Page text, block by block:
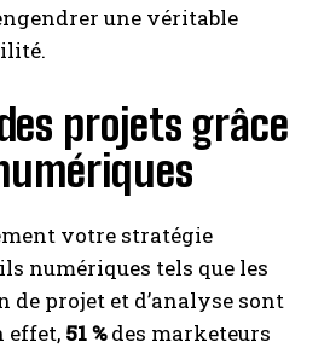
une véritable
projets grâce
votre stratégie
numériques tels que les
de projet et d’analyse sont
effet, 51 %des marketeurs